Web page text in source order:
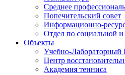
Среднее
Попечительский совет
Информационно-
Отдел по социальной и
Объекты
Учебно-Лабораторный
Центр
Академия тенниса